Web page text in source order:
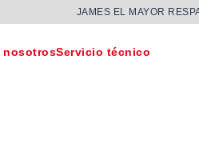
JAMES EL MAYOR
nosotrosServicio técnico